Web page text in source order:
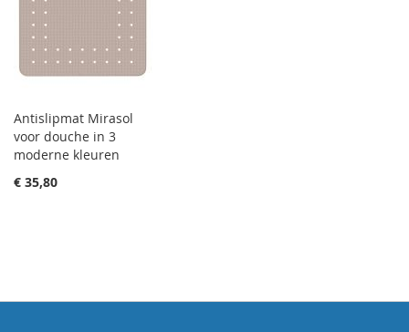
Antislipmat Mirasol
voor douche in 3
moderne kleuren
€ 35,80